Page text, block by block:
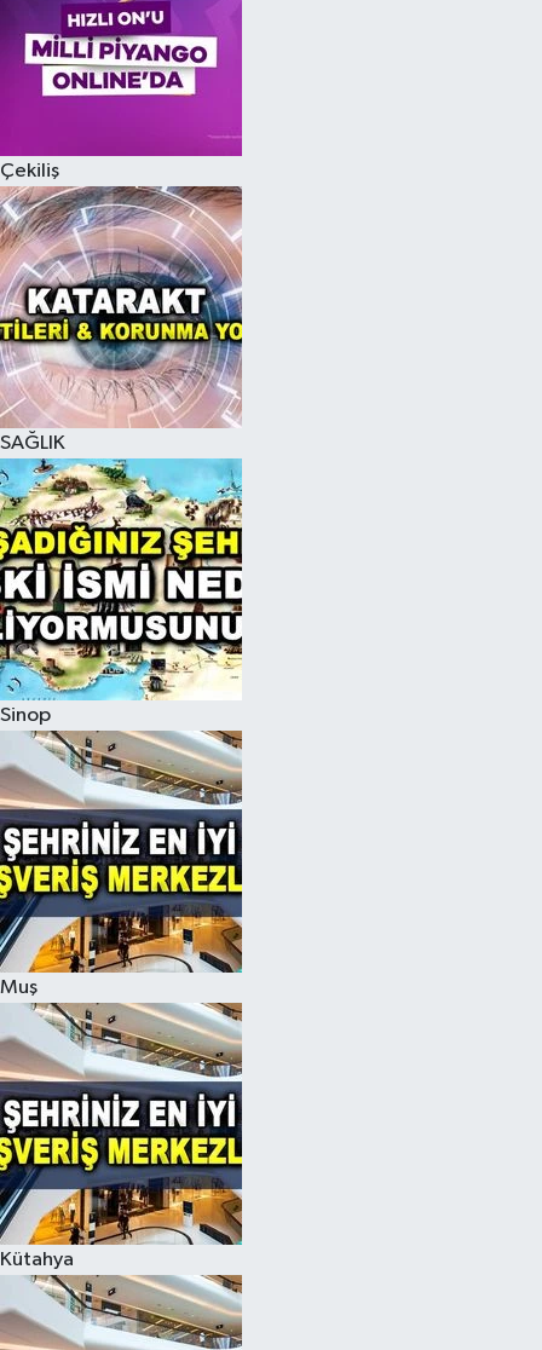
Çekiliş
SAĞLIK
Sinop
Muş
Kütahya